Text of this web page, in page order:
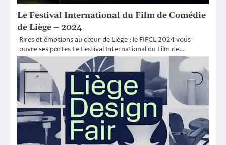
Le Festival International du Film de Comédie
de Liège – 2024
Rires et émotions au cœur de Liège : le FIFCL 2024 vous
ouvre ses portes Le Festival International du Film de…